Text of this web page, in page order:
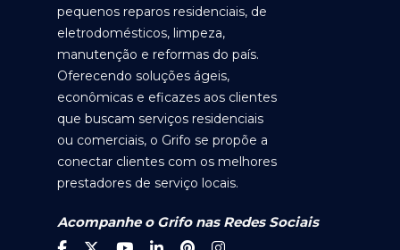
pequenos reparos residenciais, de
eletrodomésticos, limpeza,
manutenção e reformas do país.
Oferecendo soluções ágeis,
econômicas e eficazes aos clientes
que buscam serviços residenciais
ou comerciais, o Grifo se propõe a
conectar clientes com os melhores
prestadores de serviço locais.
Acompanhe o Grifo nas Redes Sociais